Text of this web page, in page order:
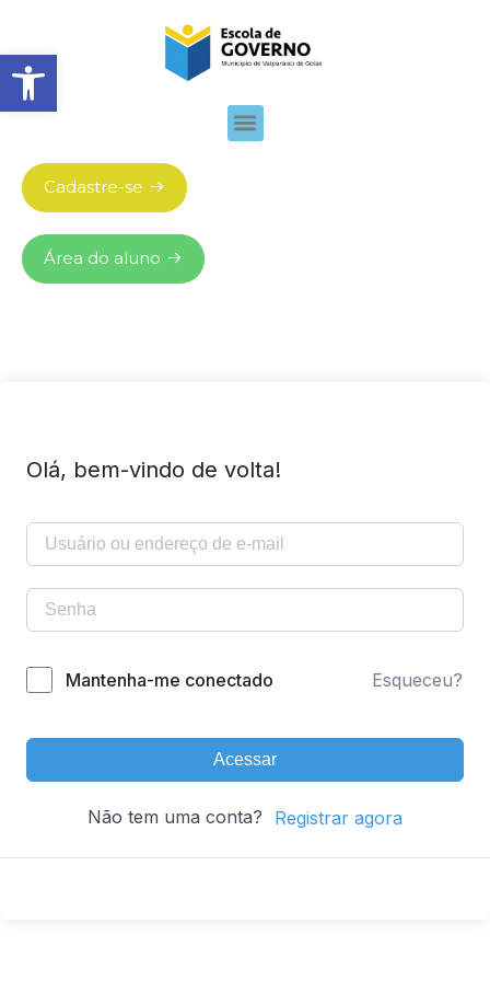
Abrir barra de ferramentas
Cadastre-se
Área do aluno
Olá, bem-vindo de volta!
Mantenha-me conectado Esqueceu?
Acessar
Não tem uma conta? Registrar agora